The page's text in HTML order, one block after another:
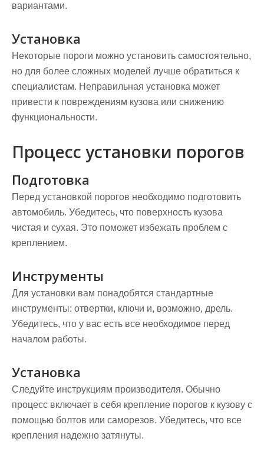
вариантами.
Установка
Некоторые пороги можно установить самостоятельно,
но для более сложных моделей лучше обратиться к
специалистам. Неправильная установка может
привести к повреждениям кузова или снижению
функциональности.
Процесс установки порогов
Подготовка
Перед установкой порогов необходимо подготовить
автомобиль. Убедитесь, что поверхность кузова
чистая и сухая. Это поможет избежать проблем с
креплением.
Инструменты
Для установки вам понадобятся стандартные
инструменты: отвертки, ключи и, возможно, дрель.
Убедитесь, что у вас есть все необходимое перед
началом работы.
Установка
Следуйте инструкциям производителя. Обычно
процесс включает в себя крепление порогов к кузову с
помощью болтов или саморезов. Убедитесь, что все
крепления надежно затянуты.